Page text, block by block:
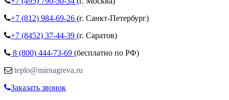
+7 (812) 984-69-26 (г. Санкт-Петербург)
+7 (8452) 37-44-39 (г. Саратов)
8 (800) 444-73-69 (бесплатно по РФ)
teplo@mirnagreva.ru
Заказать звонок